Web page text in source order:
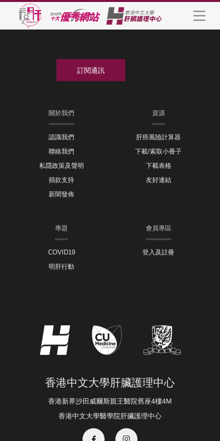
關於我們
認識我們
聯絡我們
私隱政策及聲明
捐款支持
新聞發佈
資源
肝癌風險計算器
下載/索取小冊子
下載表格
友好連結
專題
COVID19
明肝行動
會員專區
登入及註冊
香港中文大學肝臟護理中心
香港新界沙田威爾斯親王醫院舊座4樓4M
香港中文大學醫學院肝臟護理中心